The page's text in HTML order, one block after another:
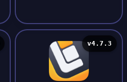
v4.7.3